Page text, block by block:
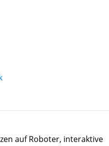
auf Roboter, interaktive